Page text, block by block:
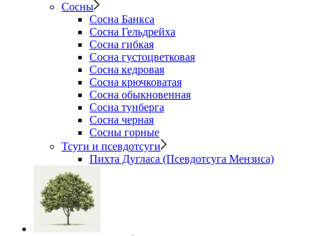
Сосны
Сосна Банкса
Сосна Гельдрейха
Сосна гибкая
Сосна густоцветковая
Сосна кедровая
Сосна крючковатая
Сосна обыкновенная
Сосна тунберга
Сосна черная
Сосны горные
Тсуги и псевдотсуги
Пихта Дугласа (Псевдотсуга Мензиса)